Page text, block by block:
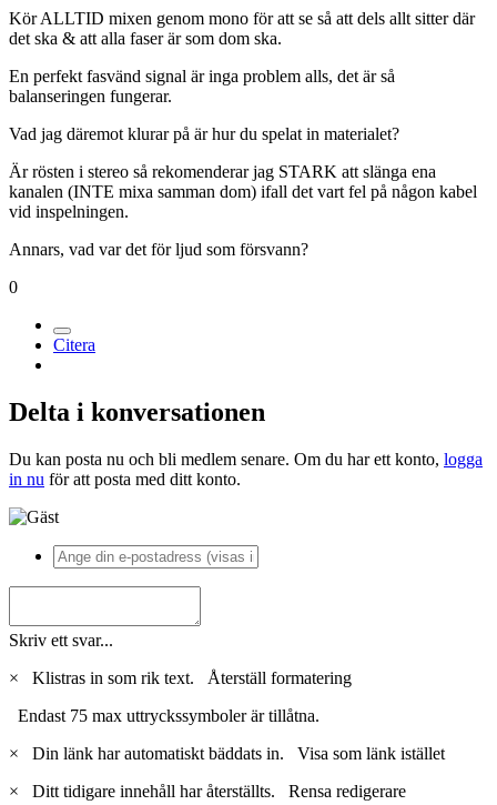
Kör ALLTID mixen genom mono för att se så att dels allt sitter där
det ska & att alla faser är som dom ska.
En perfekt fasvänd signal är inga problem alls, det är så
balanseringen fungerar.
Vad jag däremot klurar på är hur du spelat in materialet?
Är rösten i stereo så rekomenderar jag STARK att slänga ena
kanalen (INTE mixa samman dom) ifall det vart fel på någon kabel
vid inspelningen.
Annars, vad var det för ljud som försvann?
0
Citera
Delta i konversationen
Du kan posta nu och bli medlem senare. Om du har ett konto, logga
in nu för att posta med ditt konto.
Skriv ett svar...
×
Klistras in som rik text. Återställ formatering
Endast 75 max uttryckssymboler är tillåtna.
×
Din länk har automatiskt bäddats in. Visa som länk istället
×
Ditt tidigare innehåll har återställts. Rensa redigerare